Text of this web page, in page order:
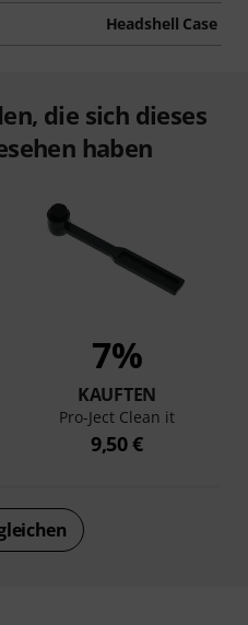
Headshell Case
die sich dieses
haben
7%
KAUFTEN
Pro-Ject Clean it
9,50 €